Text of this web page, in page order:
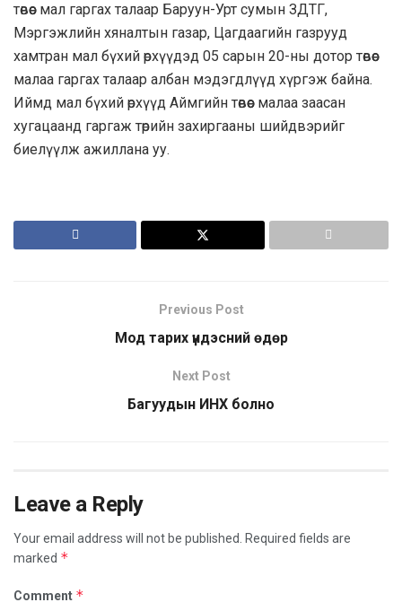
төвөөс мал гаргах талаар Баруун-Урт сумын ЗДТГ,
Мэргэжлийн хяналтын газар, Цагдаагийн газрууд
хамтран мал бүхий өрхүүдэд 05 сарын 20-ны дотор төвөөс
малаа гаргах талаар албан мэдэгдлүүд хүргэж байна.
Иймд мал бүхий өрхүүд Аймгийн төвөөс малаа заасан
хугацаанд гаргаж төрийн захиргааны шийдвэрийг
биелүүлж ажиллана уу.
Previous Post
Мод тарих үндэсний өдөр
Next Post
Багуудын ИНХ болно
Leave a Reply
Your email address will not be published.
Required fields are
marked *
Comment *